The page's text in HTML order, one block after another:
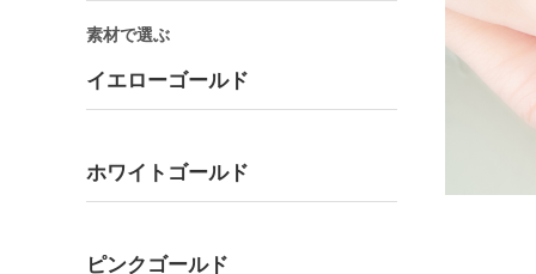
素材で選ぶ
イエローゴールド
ホワイトゴールド
ピンクゴールド